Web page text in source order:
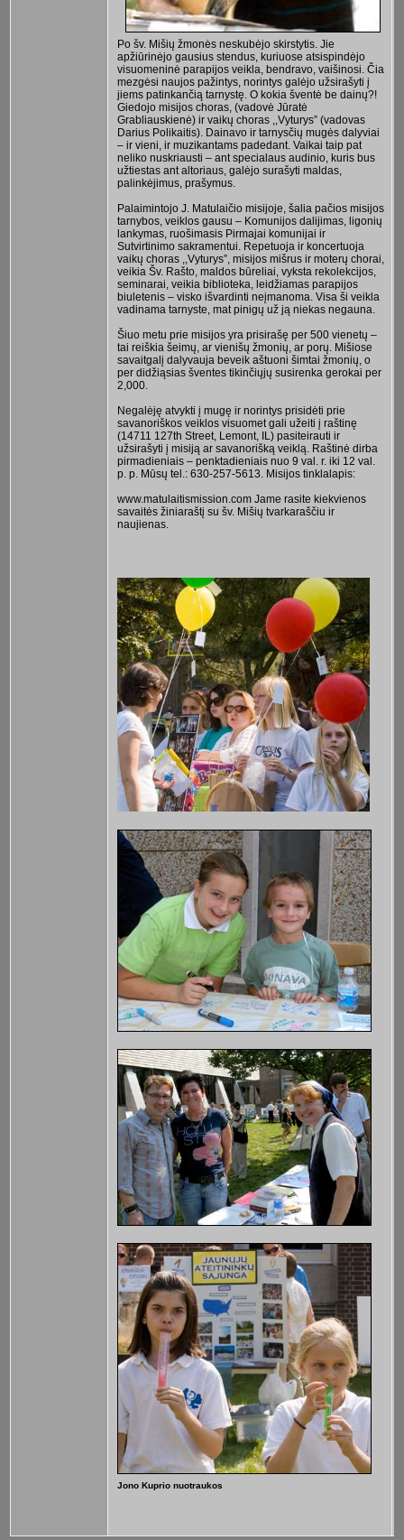
Po šv. Mišių žmonės neskubėjo skirstytis. Jie
apžiūrinėjo gausius stendus, kuriuose atsispindėjo
visuomeninė parapijos veikla, bendravo, vaišinosi. Čia
mezgėsi naujos pažintys, norintys galėjo užsirašyti į
jiems patinkančią tarnystę. O kokia šventė be dainų?!
Giedojo misijos choras, (vadovė Jūratė
Grabliauskienė) ir vaikų choras ,,Vyturys” (vadovas
Darius Polikaitis). Dainavo ir tarnysčių mugės dalyviai
– ir vieni, ir muzikantams padedant. Vaikai taip pat
neliko nuskriausti – ant specialaus audinio, kuris bus
užtiestas ant altoriaus, galėjo surašyti maldas,
palinkėjimus, prašymus.
Palaimintojo J. Matulaičio misijoje, šalia pačios misijos
tarnybos, veiklos gausu – Komunijos dalijimas, ligonių
lankymas, ruošimasis Pirmajai komunijai ir
Sutvirtinimo sakramentui. Repetuoja ir koncertuoja
vaikų choras ,,Vyturys”, misijos mišrus ir moterų chorai,
veikia Šv. Rašto, maldos būreliai, vyksta rekolekcijos,
seminarai, veikia biblioteka, leidžiamas parapijos
biuletenis – visko išvardinti neįmanoma. Visa ši veikla
vadinama tarnyste, mat pinigų už ją niekas negauna.
Šiuo metu prie misijos yra prisirašę per 500 vienetų –
tai reiškia šeimų, ar vienišų žmonių, ar porų. Mišiose
savaitgalį dalyvauja beveik aštuoni šimtai žmonių, o
per didžiąsias šventes tikinčiųjų susirenka gerokai per
2,000.
Negalėję atvykti į mugę ir norintys prisidėti prie
savanoriškos veiklos visuomet gali užeiti į raštinę
(14711 127th Street, Lemont, IL) pasiteirauti ir
užsirašyti į misiją ar savanorišką veiklą. Raštinė dirba
pirmadieniais – penktadieniais nuo 9 val. r. iki 12 val.
p. p. Mūsų tel.: 630-257-5613. Misijos tinklalapis:
www.matulaitismission.com Jame rasite kiekvienos
savaitės žiniaraštį su šv. Mišių tvarkaraščiu ir
naujienas.
Jono Kuprio nuotraukos